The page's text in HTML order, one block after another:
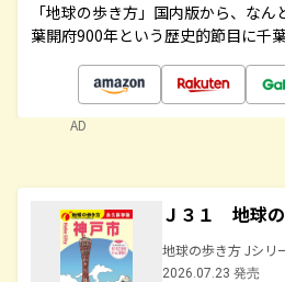
「地球の歩き方」国内版から、な
葉開府900年という歴史的節目に千
AD
Ｊ３１ 地球
地球の歩き方 Jシリ
2026.07.23 発売